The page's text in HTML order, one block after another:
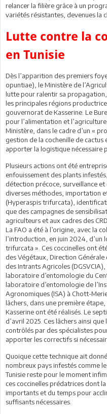
relancer la filière grâce à un
variétés résistantes, devenues la
Lutte contre la
en Tunisie
Dès l’apparition des premiers
opuntiae), le Ministère de
lutte pour ralentir sa
les principales régions
gouvernorat de Kasserine. Le
pour l’alimentation et l’agriculture
Ministère, dans le cadre d’un «
gestion de la cochenille de cactus
apporter la logistique nécessaire
Plusieurs actions ont été
enfouissement des plants
détection précoce, surveillance
diverses méthodes, importation
(Hyperaspis trifurcata),
que des campagnes de
agriculteurs et aux cadres des
La FAO a été à l’origine, avec la
l’introduction, en juin 2024, d’un
trifurcata ». Ces coccinelles ont
des Végétaux, Direction
des Intrants Agricoles
laboratoire d’entomologie du
laboratoire d’entomologie de
Agronomiques (ISA) à Chott-
lâchers, dans une première
Kasserine ont été réalisés. Le
d’avril 2025. Ces lâchers ainsi
contrôlés par des spécialistes
apporter les correctifs si
Quoique cette technique ait
nombreux pays infestés comme
Tunisie reste pour le moment
ces coccinelles prédatrices dont
importants et du temps pour
suffisants nécessaires.